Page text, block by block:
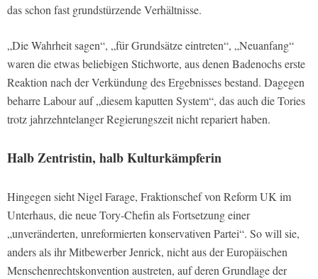
das schon fast grundstürzende Verhältnisse.
„Die Wahrheit sagen“, „für Grundsätze eintreten“, „Neuanfang“
waren die etwas beliebigen Stichworte, aus denen Badenochs erste
Reaktion nach der Verkündung des Ergebnisses bestand. Dagegen
beharre Labour auf „diesem kaputten System“, das auch die Tories
trotz jahrzehntelanger Regierungszeit nicht repariert haben.
Halb Zentristin, halb Kulturkämpferin
Hingegen sieht Nigel Farage, Fraktionschef von Reform UK im
Unterhaus, die neue Tory-Chefin als Fortsetzung einer
„unveränderten, unreformierten konservativen Partei“. So will sie,
anders als ihr Mitbewerber Jenrick, nicht aus der Europäischen
Menschenrechtskonvention austreten, auf deren Grundlage der